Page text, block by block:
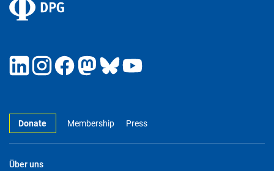
Donate Membership Press
Über uns